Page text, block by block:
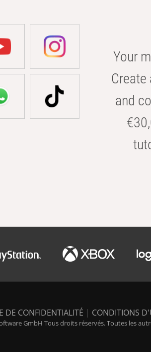
Your
and
DE CONFIDENTIALITÉ | CONDITIONS
GmbH Tous droits réservés. Toutes les